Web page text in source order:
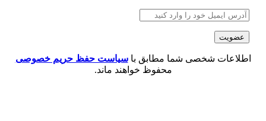
اطلاعات شخصی شما مطابق باسیاست حفظ حریم خصوصی
محفوظ خواهند ماند.